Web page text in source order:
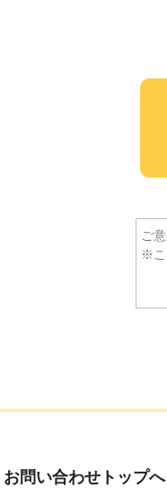
お問い合わせトップへ